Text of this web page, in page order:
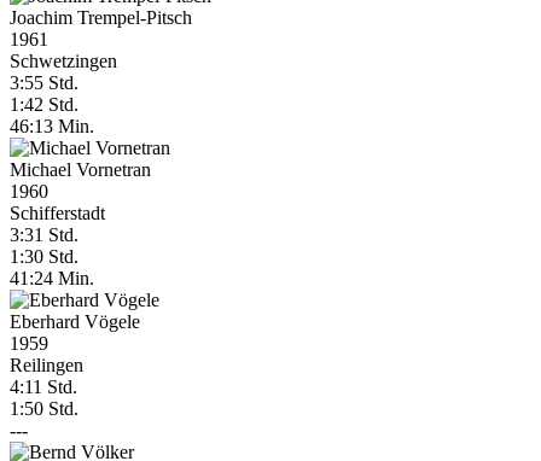
Joachim Trempel-Pitsch
1961
Schwetzingen
3:55 Std.
1:42 Std.
46:13 Min.
Michael Vornetran
1960
Schifferstadt
3:31 Std.
1:30 Std.
41:24 Min.
Eberhard Vögele
1959
Reilingen
4:11 Std.
1:50 Std.
---